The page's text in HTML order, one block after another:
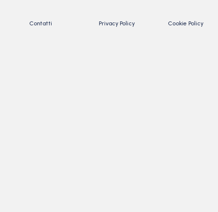
Contatti Privacy Policy Cookie Policy